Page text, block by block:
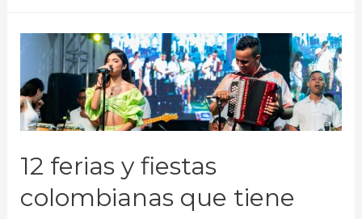
12 ferias y fiestas
colombianas que tiene